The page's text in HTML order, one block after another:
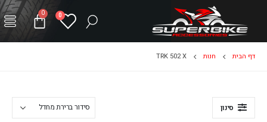
0
0
דף הבית חנות TRK 502 X
סינון